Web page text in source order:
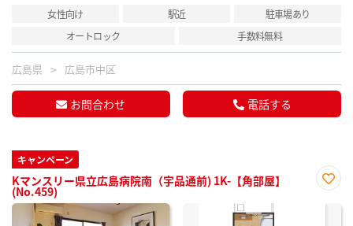
女性向け 駅近
駐車場あり
オートロック
手数料無料
広島県 広島市中区
お問合わせ 電話する
キャンペーン
Kマンスリー県立広島病院南（宇品通前) 1K-【角部屋】
(No.459)
に入